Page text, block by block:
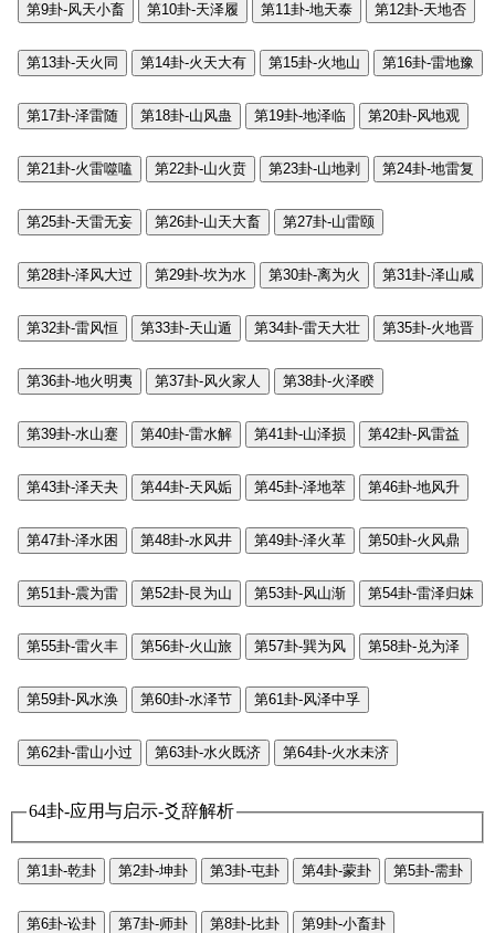
第9卦-风天小畜 第10卦-天泽履 第11卦-地天泰 第12卦-天地否
第13卦-天火同 第14卦-火天大有 第15卦-火地山 第16卦-雷地豫
第17卦-泽雷随 第18卦-山风蛊 第19卦-地泽临 第20卦-风地观
第21卦-火雷噬嗑 第22卦-山火贲 第23卦-山地剥 第24卦-地雷复
第25卦-天雷无妄 第26卦-山天大畜 第27卦-山雷颐
第28卦-泽风大过 第29卦-坎为水 第30卦-离为火 第31卦-泽山咸
第32卦-雷风恒 第33卦-天山遁 第34卦-雷天大壮 第35卦-火地晋
第36卦-地火明夷 第37卦-风火家人 第38卦-火泽睽
第39卦-水山蹇 第40卦-雷水解 第41卦-山泽损 第42卦-风雷益
第43卦-泽天夬 第44卦-天风姤 第45卦-泽地萃 第46卦-地风升
第47卦-泽水困 第48卦-水风井 第49卦-泽火革 第50卦-火风鼎
第51卦-震为雷 第52卦-艮为山 第53卦-风山渐 第54卦-雷泽归妹
第55卦-雷火丰 第56卦-火山旅 第57卦-巽为风 第58卦-兑为泽
第59卦-风水涣 第60卦-水泽节 第61卦-风泽中孚
第62卦-雷山小过 第63卦-水火既济 第64卦-火水未济
64卦-应用与启示-爻辞解析
第1卦-乾卦 第2卦-坤卦 第3卦-屯卦 第4卦-蒙卦 第5卦-需卦
第6卦-讼卦 第7卦-师卦 第8卦-比卦 第9卦-小畜卦